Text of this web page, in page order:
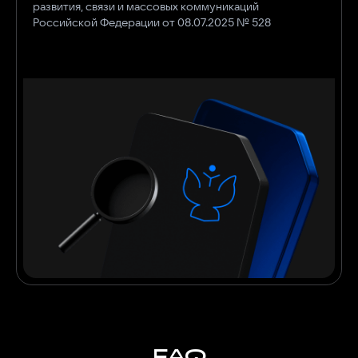
развития, связи и массовых коммуникаций
Российской Федерации от 08.07.2025 № 528